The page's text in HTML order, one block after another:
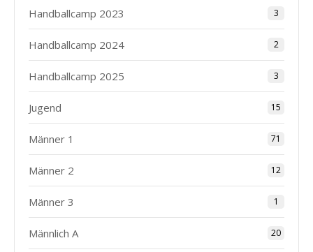
Handballcamp 2023 3
Handballcamp 2024 2
Handballcamp 2025 3
Jugend 15
Männer 1 71
Männer 2 12
Männer 3 1
Männlich A 20